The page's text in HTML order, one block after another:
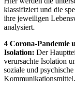
klassifiziert und die
ihre jeweiligen
analysiert.
4 Corona-Pandemie
Isolation: Der
verursachte Isolation
soziale und
Kommunikationsmittel.